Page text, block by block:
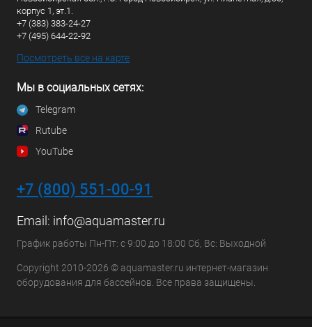
корпус 1, эт.1.
+7 (383) 383-24-27
+7 (495) 644-22-92
Посмотреть все на карте
Мы в социальных сетях:
Telegram
Rutube
YouTube
+7 (800) 551-00-91
Email: info@aquamaster.ru
График работы Пн-Пт: с 9:00 до 18:00 Сб, Вс: Выходной
Copyright 2010-2026 © aquamaster.ru интернет-магазин
оборудования для бассейнов. Все права защищены.